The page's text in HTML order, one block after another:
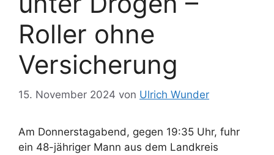
Roller ohne
Versicherung
15. November 2024 von Ulrich Wunder
Am Donnerstagabend, gegen 19:35 Uhr, fuhr
ein 48-jähriger Mann aus dem Landkreis